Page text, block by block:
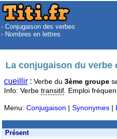
- Conjugaison des verbes
- Nombres en lettres
La conjugaison du verbe
cueillir : Verbe du 3ème groupe
Info: Verbe transitif . Emploi
Menu: Conjugaison | Synonymes |
Présent